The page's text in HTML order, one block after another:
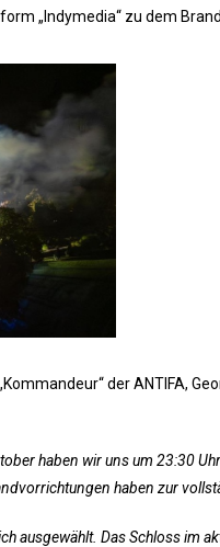
„Indymedia“ zu dem
der ANTIFA,
haben wir uns um 23:30
haben zur
ausgewählt. Das Schloss im